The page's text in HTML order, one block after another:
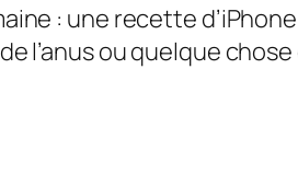
: une recette
l’anus ou quelque